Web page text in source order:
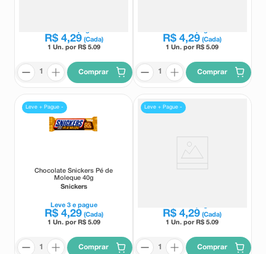
R$ 4,29 (Cada)
1 Un. por R$ 5.09
Comprar
R$ 4,29 (Cada)
1 Un. por R$5.09
Comprar
Leve + Pague -
Chocolate Snickers Pé de
Moleque 40g
Snickers
Leve 3e pague
R$ 4,29 (Cada)
1 Un. por R$ 5.09
Comprar
Leve + Pague -
Chocolate Snickers Dark 40g
R$ 4,29 (Cada)
1 Un. por R$5.09
Comprar